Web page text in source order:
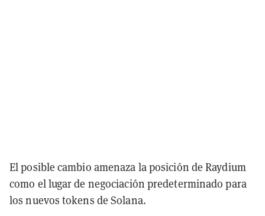
El posible cambio amenaza la posición de Raydium
como el lugar de negociación predeterminado para
los nuevos tokens de Solana.